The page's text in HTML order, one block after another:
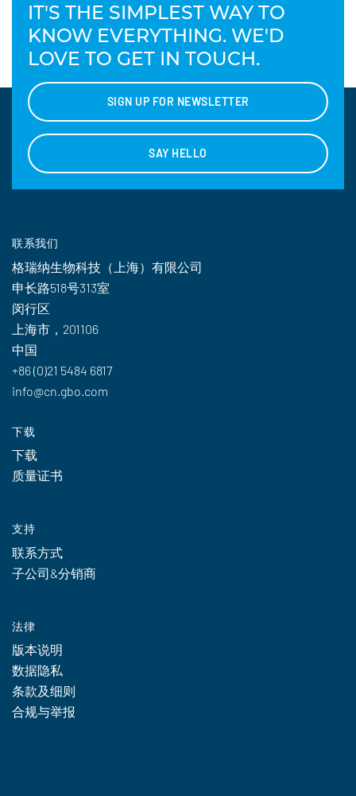
IT'S THE SIMPLEST WAY TO
KNOW EVERYTHING. WE'D
LOVE TO GET IN TOUCH.
SIGN UP FOR NEWSLETTER
SAY HELLO
联系我们
格瑞纳生物科技（上海）有限公司
申长路518号313室
闵行区
上海市，201106
中国
+86 (0)21 5484 6817
info@cn.gbo.com
下载
下载
质量证书
支持
联系方式
子公司&分销商
法律
版本说明
数据隐私
条款及细则
合规与举报